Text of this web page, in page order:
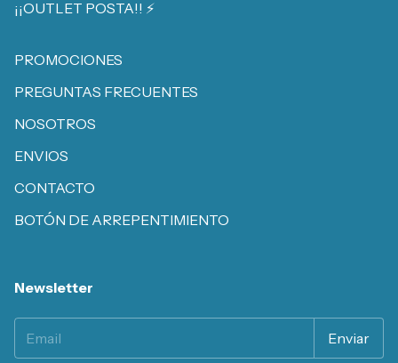
¡¡OUTLET POSTA!! ⚡️
PROMOCIONES
PREGUNTAS FRECUENTES
NOSOTROS
ENVIOS
CONTACTO
BOTÓN DE ARREPENTIMIENTO
Newsletter